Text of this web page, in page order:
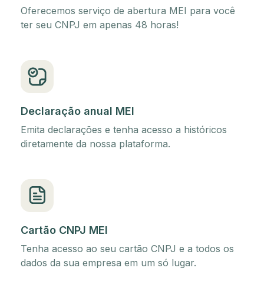
Oferecemos serviço de abertura MEI para você
ter seu CNPJ em apenas 48 horas!
Declaração anual MEI
Emita declarações e tenha acesso a históricos
diretamente da nossa plataforma.
Cartão CNPJ MEI
Tenha acesso ao seu cartão CNPJ e a todos os
dados da sua empresa em um só lugar.